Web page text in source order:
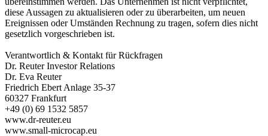
diese Aussagen zu aktualisieren oder zu überarbeiten, um neuen
Ereignissen oder Umständen Rechnung zu tragen, sofern dies nicht
gesetzlich vorgeschrieben ist.
Verantwortlich & Kontakt für Rückfragen
Dr. Reuter Investor Relations
Dr. Eva Reuter
Friedrich Ebert Anlage 35-37
60327 Frankfurt
+49 (0) 69 1532 5857
www.dr-reuter.eu
www.small-microcap.eu